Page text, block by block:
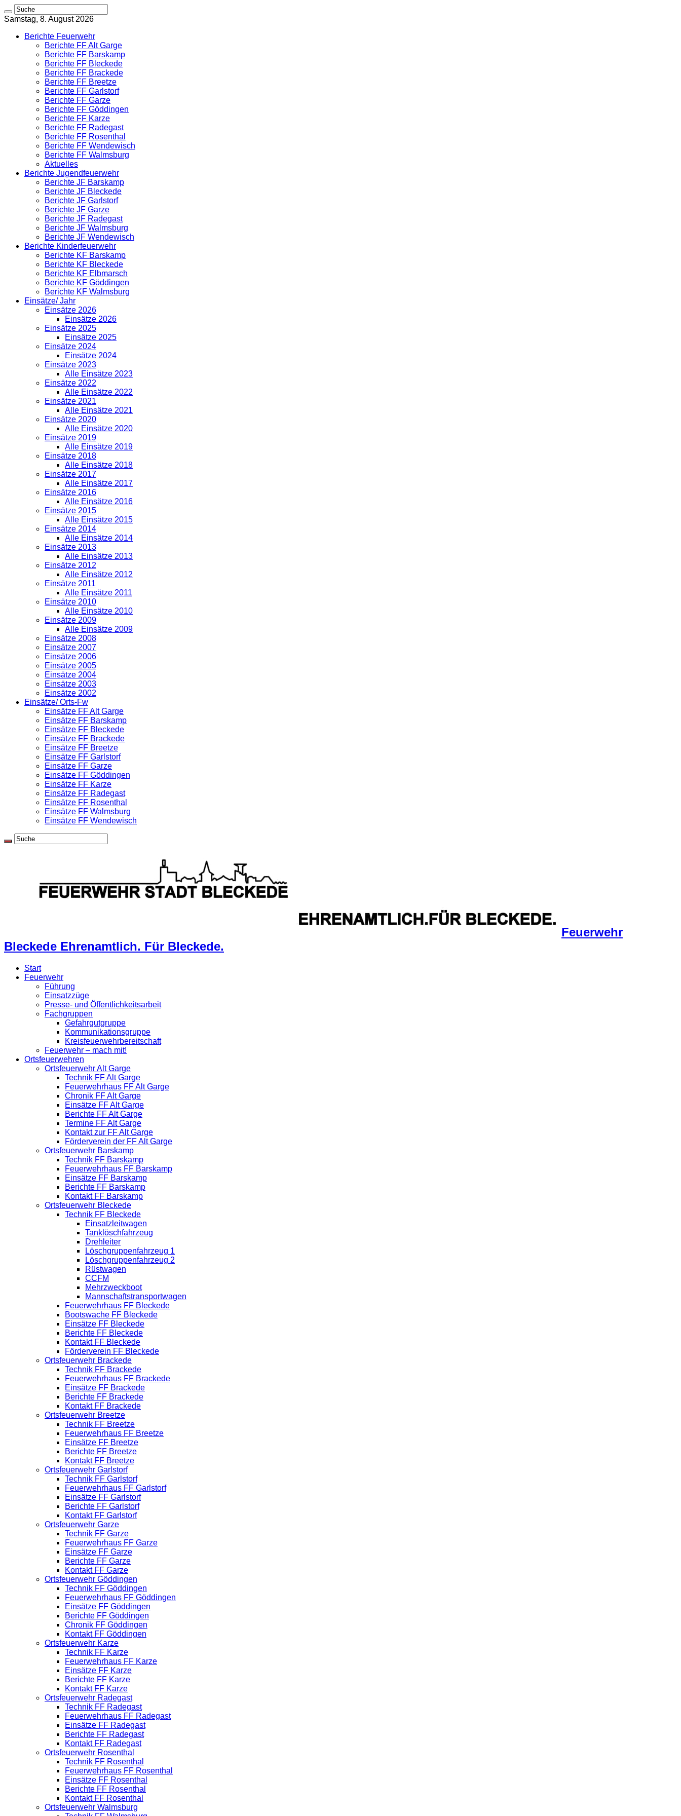
Samstag, 8. August 2026
Berichte Feuerwehr
Berichte FF Alt Garge
Berichte FF Barskamp
Berichte FF Bleckede
Berichte FF Brackede
Berichte FF Breetze
Berichte FF Garlstorf
Berichte FF Garze
Berichte FF Göddingen
Berichte FF Karze
Berichte FF Radegast
Berichte FF Rosenthal
Berichte FF Wendewisch
Berichte FF Walmsburg
Aktuelles
Berichte Jugendfeuerwehr
Berichte JF Barskamp
Berichte JF Bleckede
Berichte JF Garlstorf
Berichte JF Garze
Berichte JF Radegast
Berichte JF Walmsburg
Berichte JF Wendewisch
Berichte Kinderfeuerwehr
Berichte KF Barskamp
Berichte KF Bleckede
Berichte KF Elbmarsch
Berichte KF Göddingen
Berichte KF Walmsburg
Einsätze/ Jahr
Einsätze 2026
Einsätze 2026
Einsätze 2025
Einsätze 2025
Einsätze 2024
Einsätze 2024
Einsätze 2023
Alle Einsätze 2023
Einsätze 2022
Alle Einsätze 2022
Einsätze 2021
Alle Einsätze 2021
Einsätze 2020
Alle Einsätze 2020
Einsätze 2019
Alle Einsätze 2019
Einsätze 2018
Alle Einsätze 2018
Einsätze 2017
Alle Einsätze 2017
Einsätze 2016
Alle Einsätze 2016
Einsätze 2015
Alle Einsätze 2015
Einsätze 2014
Alle Einsätze 2014
Einsätze 2013
Alle Einsätze 2013
Einsätze 2012
Alle Einsätze 2012
Einsätze 2011
Alle Einsätze 2011
Einsätze 2010
Alle Einsätze 2010
Einsätze 2009
Alle Einsätze 2009
Einsätze 2008
Einsätze 2007
Einsätze 2006
Einsätze 2005
Einsätze 2004
Einsätze 2003
Einsätze 2002
Einsätze/ Orts-Fw
Einsätze FF Alt Garge
Einsätze FF Barskamp
Einsätze FF Bleckede
Einsätze FF Brackede
Einsätze FF Breetze
Einsätze FF Garlstorf
Einsätze FF Garze
Einsätze FF Göddingen
Einsätze FF Karze
Einsätze FF Radegast
Einsätze FF Rosenthal
Einsätze FF Walmsburg
Einsätze FF Wendewisch
Feuerwehr
Bleckede Ehrenamtlich. Für Bleckede.
Start
Feuerwehr
Führung
Einsatzzüge
Presse- und Öffentlichkeitsarbeit
Fachgruppen
Gefahrgutgruppe
Kommunikationsgruppe
Kreisfeuerwehrbereitschaft
Feuerwehr – mach mit!
Ortsfeuerwehren
Ortsfeuerwehr Alt Garge
Technik FF Alt Garge
Feuerwehrhaus FF Alt Garge
Chronik FF Alt Garge
Einsätze FF Alt Garge
Berichte FF Alt Garge
Termine FF Alt Garge
Kontakt zur FF Alt Garge
Förderverein der FF Alt Garge
Ortsfeuerwehr Barskamp
Technik FF Barskamp
Feuerwehrhaus FF Barskamp
Einsätze FF Barskamp
Berichte FF Barskamp
Kontakt FF Barskamp
Ortsfeuerwehr Bleckede
Technik FF Bleckede
Einsatzleitwagen
Tanklöschfahrzeug
Drehleiter
Löschgruppenfahrzeug 1
Löschgruppenfahrzeug 2
Rüstwagen
CCFM
Mehrzweckboot
Mannschaftstransportwagen
Feuerwehrhaus FF Bleckede
Bootswache FF Bleckede
Einsätze FF Bleckede
Berichte FF Bleckede
Kontakt FF Bleckede
Förderverein FF Bleckede
Ortsfeuerwehr Brackede
Technik FF Brackede
Feuerwehrhaus FF Brackede
Einsätze FF Brackede
Berichte FF Brackede
Kontakt FF Brackede
Ortsfeuerwehr Breetze
Technik FF Breetze
Feuerwehrhaus FF Breetze
Einsätze FF Breetze
Berichte FF Breetze
Kontakt FF Breetze
Ortsfeuerwehr Garlstorf
Technik FF Garlstorf
Feuerwehrhaus FF Garlstorf
Einsätze FF Garlstorf
Berichte FF Garlstorf
Kontakt FF Garlstorf
Ortsfeuerwehr Garze
Technik FF Garze
Feuerwehrhaus FF Garze
Einsätze FF Garze
Berichte FF Garze
Kontakt FF Garze
Ortsfeuerwehr Göddingen
Technik FF Göddingen
Feuerwehrhaus FF Göddingen
Einsätze FF Göddingen
Berichte FF Göddingen
Chronik FF Göddingen
Kontakt FF Göddingen
Ortsfeuerwehr Karze
Technik FF Karze
Feuerwehrhaus FF Karze
Einsätze FF Karze
Berichte FF Karze
Kontakt FF Karze
Ortsfeuerwehr Radegast
Technik FF Radegast
Feuerwehrhaus FF Radegast
Einsätze FF Radegast
Berichte FF Radegast
Kontakt FF Radegast
Ortsfeuerwehr Rosenthal
Technik FF Rosenthal
Feuerwehrhaus FF Rosenthal
Einsätze FF Rosenthal
Berichte FF Rosenthal
Kontakt FF Rosenthal
Ortsfeuerwehr Walmsburg